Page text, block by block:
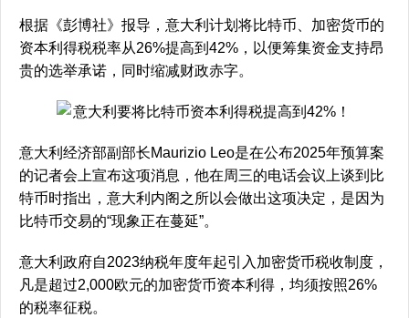
根据《彭博社》报导，意大利计划将比特币、加密货币的
资本利得税税率从26%提高到42%，以便筹集资金支持昂
贵的选举承诺，同时缩减财政赤字。
意大利经济部副部长Maurizio Leo是在公布2025年预算案
的记者会上宣布这项消息，他在周三的电话会议上谈到比
特币时指出，意大利内阁之所以会做出这项决定，是因为
比特币交易的“现象正在蔓延”。
意大利政府自2023纳税年度年起引入加密货币税收制度，
凡是超过2,000欧元的加密货币资本利得，均须按照26%
的税率征税。